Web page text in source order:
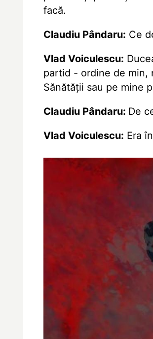
facă.
Claudiu Pândaru: Ce
Vlad Voiculescu:
partid - ordine de min,
Sănătăţii sau pe mine
Claudiu Pândaru: De
Vlad Voiculescu: Era